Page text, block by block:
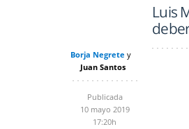
Luis
Borja Negrete
Juan Santos
Publicada
10 mayo 2019
17:20h